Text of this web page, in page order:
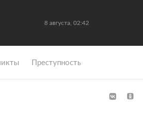
8 августа, 02:42
Преступность